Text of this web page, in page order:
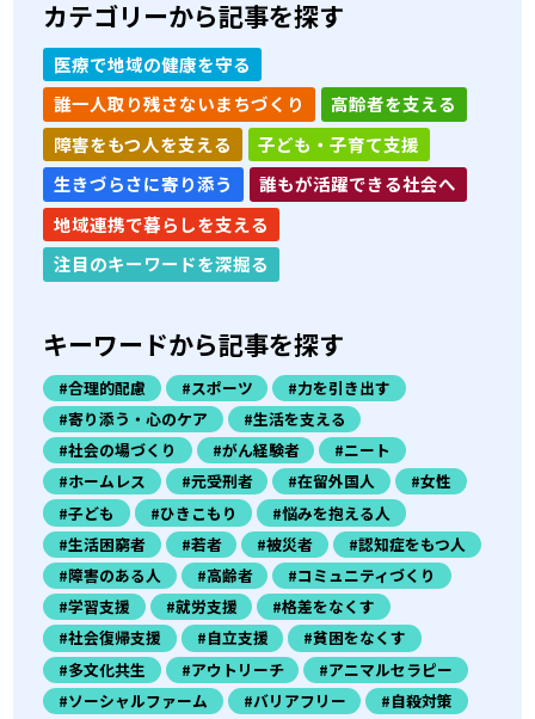
カテゴリーから記事を探す
医療で地域の健康を守る
誰一人取り残さないまちづくり
高齢者を支える
障害をもつ人を支える
子ども・子育て支援
生きづらさに寄り添う
誰もが活躍できる社会へ
地域連携で暮らしを支える
注目のキーワードを深掘る
キーワードから記事を探す
#合理的配慮 #スポーツ
#力を引き出す
#寄り添う・心のケア
#生活を支える
#社会の場づくり
#がん経験者
#ニート
#ホームレス
#元受刑者 #在留外国人
#女性
#子ども
#ひきこもり
#悩みを抱える人
#生活困窮者
#若者 #被災者
#認知症をもつ人
#障害のある人
#高齢者
#コミュニティづくり
#学習支援
#就労支援
#格差をなくす
#社会復帰支援
#自立支援
#貧困をなくす
#多文化共生
#アウトリーチ
#アニマルセラピー
#ソーシャルファーム
#バリアフリー
#自殺対策